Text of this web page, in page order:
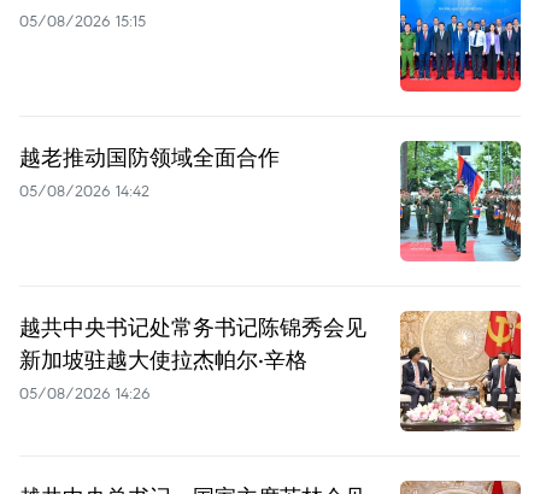
05/08/2026 15:15
越老推动国防领域全面合作
05/08/2026 14:42
越共中央书记处常务书记陈锦秀会见
新加坡驻越大使拉杰帕尔·辛格
05/08/2026 14:26